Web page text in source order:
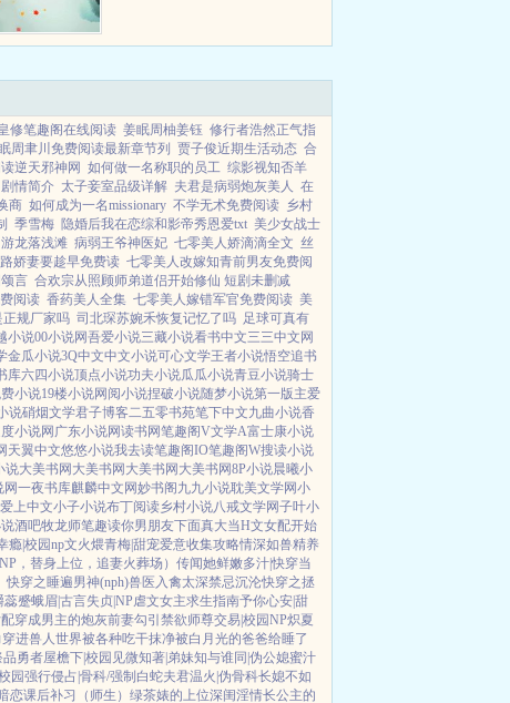
受。首都繁华，市井...
修笔趣阁在线阅读 姜眠周柚姜钰 修行者浩然正气指
周聿川免费阅读最新章节列 贾子俊近期生活动态 合
逆天邪神网 如何做一名称职的员工 综影视知否羊
情简介 太子妾室品级详解 夫君是病弱炮灰美人 在
商 如何成为一名missionary 不学无术免费阅读 乡村
季雪梅 隐婚后我在恋综和影帝秀恩爱txt 美少女战士
游龙落浅滩 病弱王爷神医妃 七零美人娇滴滴全文 丝
娇妻要趁早免费读 七零美人改嫁知青前男友免费阅
言 合欢宗从照顾师弟道侣开始修仙 短剧未删减
阅读 香药美人全集 七零美人嫁错军官免费阅读 美
规厂家吗 司北琛苏婉禾恢复记忆了吗 足球可真有
小说00小说网吾爱小说三藏小说看书中文三三中文网
金瓜小说3Q中文中文小说可心文学王者小说悟空追书
库六四小说顶点小说功夫小说瓜瓜小说青豆小说骑士
小说19楼小说网阅小说捏破小说随梦小说第一版主爱
说硝烟文学君子博客二五零书苑笔下中文九曲小说香
小说网 广东小说网读书网笔趣阁V文学A富士康小说
天翼中文悠悠小说我去读笔趣阁IO笔趣阁W搜读小说
说大美书网 大美书网 大美书网 大美书网8P小说晨曦小
网一夜书库麒麟中文网妙书阁 九九小说耽美文学网小
爱上中文小子小说布丁阅读乡村小说八戒文学网子叶小
酒吧牧龙师笔趣读你男朋友下面真大当H文女配开始
瘾|校园np文火煨青梅|甜宠爱意收集攻略情深如兽精养
，替身上位，追妻火葬场） 传闻她鲜嫩多汁|快穿当
快穿之睡遍男神(nph)兽医 入禽太深禁忌沉沦快穿之拯
蕊蹙蛾眉|古言失贞|NP虐文女主求生指南予你心安|甜
穿成男主的炮灰前妻勾引禁欲师尊交易|校园NP炽夏
穿进兽人世界被各种吃干抹净被白月光的爸爸给睡了
品勇者屋檐下|校园 见微知著|弟妹知与谁同|伪公媳蜜汁
园强行侵占|骨科/强制 白蛇夫君温火|伪骨科长媳不如
恋课后补习（师生） 绿茶婊的上位深闺淫情长公主的